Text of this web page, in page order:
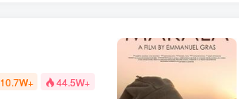
10.7W+ 44.5W+